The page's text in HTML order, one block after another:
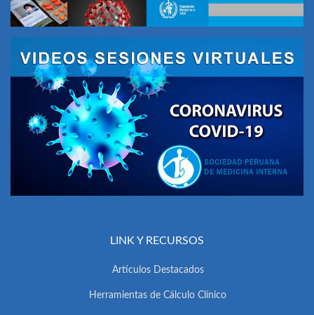
LINK Y RECURSOS
Artículos Destacados
Herramientas de Cálculo Clínico